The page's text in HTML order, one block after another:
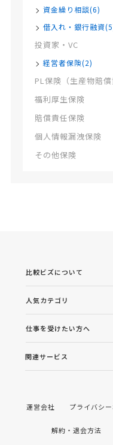
資金繰り相談(6)
借入れ・銀行融資
投資家・VC
経営者保険(2)
PL保険（生産物賠償
福利厚生保険
賠償責任保険
個人情報漏洩保険
その他保険
比較ビズについて
人気カテゴリ
仕事を受けたい方へ
関連サービス
運営会社 プライバシ
解約・退会方法